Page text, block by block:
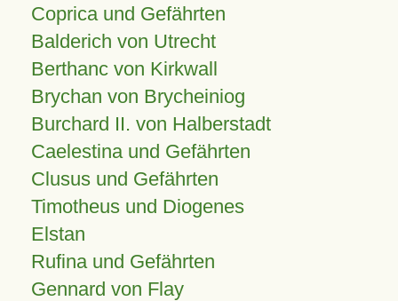
Coprica und Gefährten
Balderich von Utrecht
Berthanc von Kirkwall
Brychan von Brycheiniog
Burchard II. von Halberstadt
Caelestina und Gefährten
Clusus und Gefährten
Timotheus und Diogenes
Elstan
Rufina und Gefährten
Gennard von Flay